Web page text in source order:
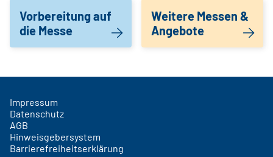
Vorbereitung auf
die Messe
Weitere Messen &
Angebote
Impressum
Datenschutz
AGB
Hinweisgebersystem
Barrierefreiheitserklärung